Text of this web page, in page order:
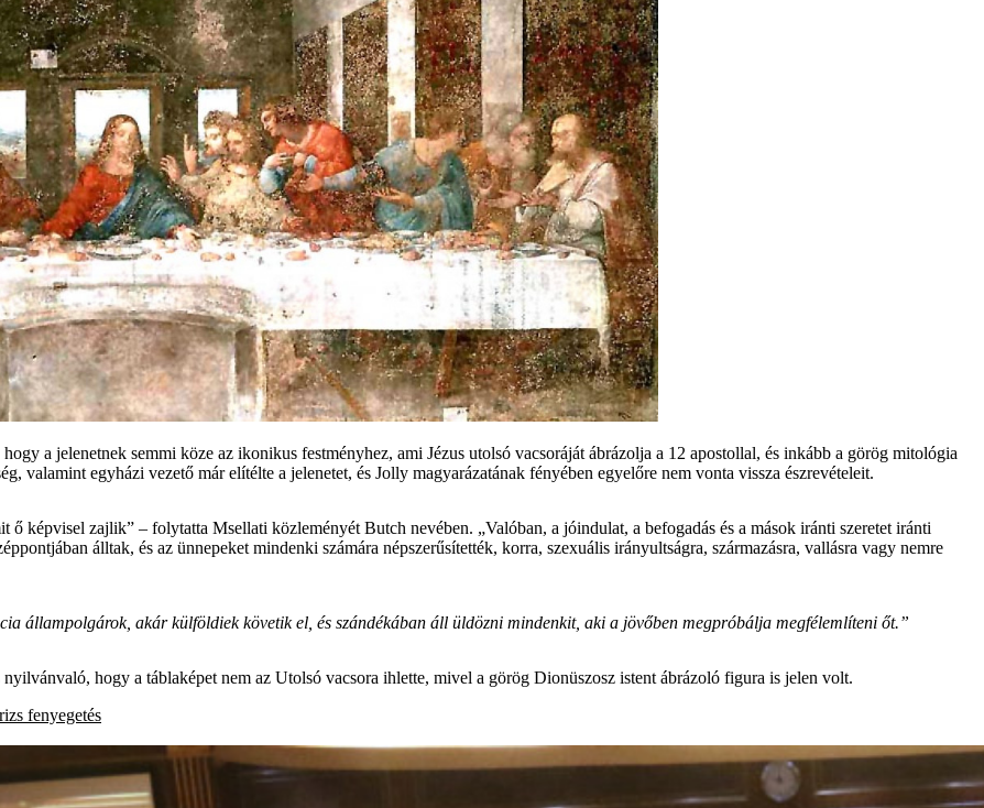
a jelenetnek semmi köze az ikonikus festményhez, ami Jézus utolsó vacsoráját ábrázolja a 12 apostollal, és inkább a görög mitológia
valamint egyházi vezető már elítélte a jelenetet, és Jolly magyarázatának fényében egyelőre nem vonta vissza észrevételeit.
ő képvisel zajlik” – folytatta Msellati közleményét Butch nevében. „Valóban, a jóindulat, a befogadás és a mások iránti szeretet iránti
álltak, és az ünnepeket mindenki számára népszerűsítették, korra, szexuális irányultságra, származásra, vallásra vagy nemre
állampolgárok, akár külföldiek követik el, és szándékában áll üldözni mindenkit, aki a jövőben megpróbálja megfélemlíteni őt.”
hogy a táblaképet nem az Utolsó vacsora ihlette, mivel a görög Dionüszosz istent ábrázoló figura is jelen volt.
fenyegetés